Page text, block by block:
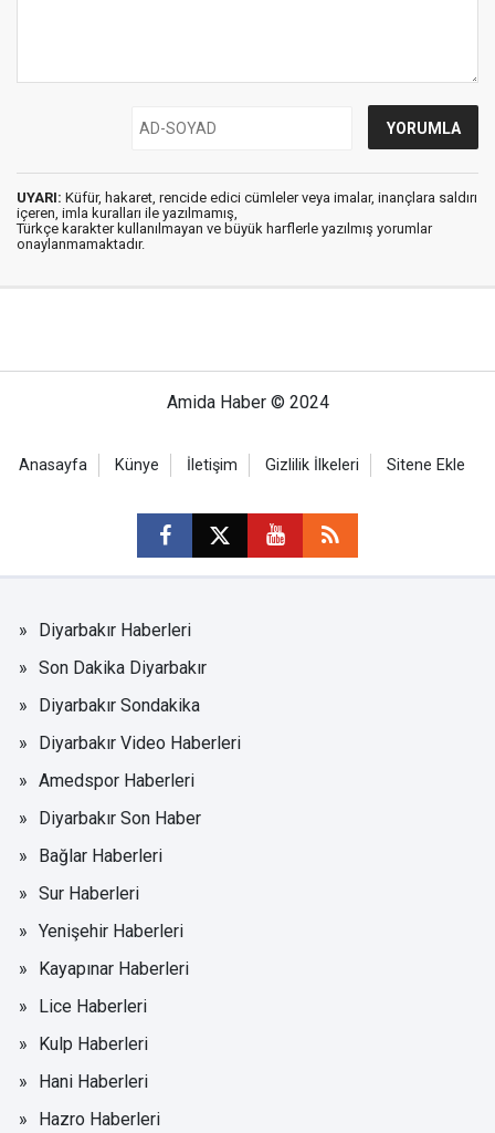
UYARI: Küfür, hakaret, rencide edici cümleler veya imalar, inançlara saldırı
içeren, imla kuralları ile yazılmamış,
Türkçe karakter kullanılmayan ve büyük harflerle yazılmış yorumlar
onaylanmamaktadır.
Amida Haber © 2024
Anasayfa Künye İletişim Gizlilik İlkeleri Sitene Ekle
Diyarbakır Haberleri
Son Dakika Diyarbakır
Diyarbakır Sondakika
Diyarbakır Video Haberleri
Amedspor Haberleri
Diyarbakır Son Haber
Bağlar Haberleri
Sur Haberleri
Yenişehir Haberleri
Kayapınar Haberleri
Lice Haberleri
Kulp Haberleri
Hani Haberleri
Hazro Haberleri